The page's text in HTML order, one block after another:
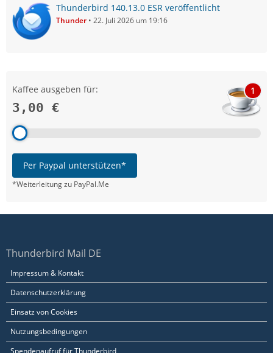
Thunderbird 140.13.0 ESR veröffentlicht
Thunder 22. Juli 2026 um 19:16
Kaffee ausgeben für:
3,00 €
1
Per Paypal unterstützen*
*Weiterleitung zu PayPal.Me
Thunderbird Mail DE
Impressum & Kontakt
Datenschutzerklärung
Einsatz von Cookies
Nutzungsbedingungen